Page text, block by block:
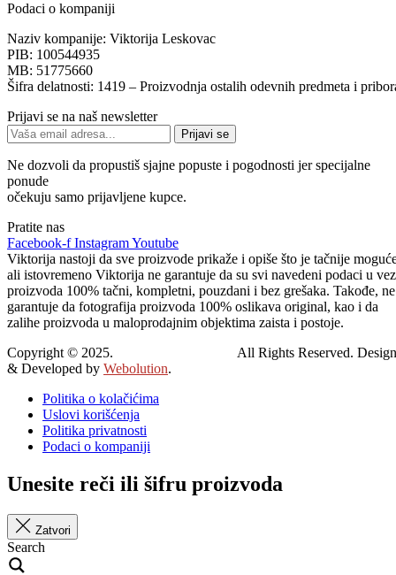
Podaci o kompaniji
Naziv kompanije: Viktorija Leskovac
PIB: 100544935
MB: 51775660
Šifra delatnosti: 1419 – Proizvodnja ostalih odevnih predmeta i
Prijavi se na naš newsletter
Prijavi se
Ne dozvoli da propustiš sjajne popuste i pogodnosti jer specijalne
ponude
očekuju samo prijavljene kupce.
Pratite nas
Facebook-f InstagramYoutube
Viktorija nastoji da sve proizvode prikaže i opiše što je tačnije
ali istovremeno Viktorija ne garantuje da su svi navedeni podaci u
proizvoda 100% tačni, kompletni, pouzdani i bez grešaka. Takođe, ne
garantuje da fotografija proizvoda 100% oslikava original, kao i da
zalihe proizvoda u maloprodajnim objektima zaista i postoje.
Copyright © 2025.
All Rights Reserved. Design
& Developed by Webolution.
Politika o kolačićima
Uslovi korišćenja
Politika privatnosti
Podaci o kompaniji
Unesite reči ili šifru proizvoda
Zatvori
Search